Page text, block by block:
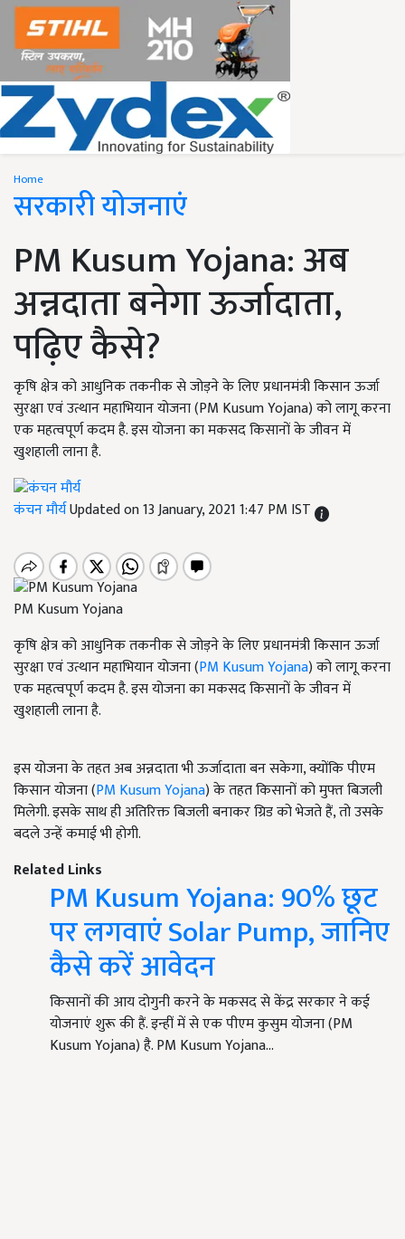
Home
सरकारी योजनाएं
PM Kusum Yojana: अब
अन्नदाता बनेगा ऊर्जादाता,
पढ़िए कैसे?
कृषि क्षेत्र को आधुनिक तकनीक से जोड़ने के लिए प्रधानमंत्री किसान ऊर्जा
सुरक्षा एवं उत्थान महाभियान योजना (PM Kusum Yojana) को लागू करना
एक महत्वपूर्ण कदम है. इस योजना का मकसद किसानों के जीवन में
खुशहाली लाना है.
कंचन मौर्यUpdated on 13 January, 2021 1:47 PM IST
PM Kusum Yojana
कृषि क्षेत्र को आधुनिक तकनीक से जोड़ने के लिए प्रधानमंत्री किसान ऊर्जा
सुरक्षा एवं उत्थान महाभियान योजना (PM Kusum Yojana) को लागू करना
एक महत्वपूर्ण कदम है. इस योजना का मकसद किसानों के जीवन में
खुशहाली लाना है.
इस योजना के तहत अब अन्नदाता भी ऊर्जादाता बन सकेगा, क्योंकि पीएम
किसान योजना (PM Kusum Yojana) के तहत किसानों को मुफ्त बिजली
मिलेगी. इसके साथ ही अतिरिक्त बिजली बनाकर ग्रिड को भेजते हैं, तो उसके
बदले उन्हें कमाई भी होगी.
Related Links
PM Kusum Yojana: 90% छूट
पर लगवाएं Solar Pump, जानिए
कैसे करें आवेदन
किसानों की आय दोगुनी करने के मकसद से केंद्र सरकार ने कई
योजनाएं शुरू की हैं. इन्हीं में से एक पीएम कुसुम योजना (PM
Kusum Yojana) है. PM Kusum Yojana…